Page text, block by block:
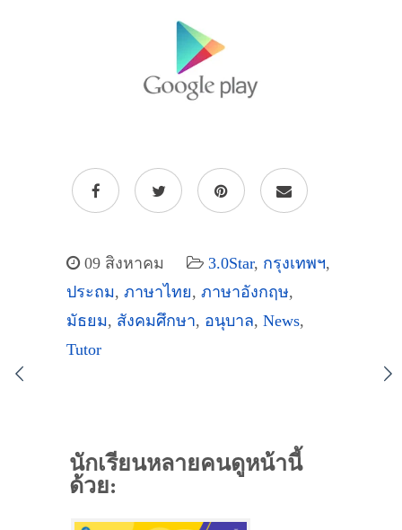
09 สิงหาคม 3.0Star, กรุงเทพฯ,
ประถม, ภาษาไทย, ภาษาอังกฤษ,
มัธยม, สังคมศึกษา, อนุบาล, News,
Tutor
นักเรียนหลายคนดูหน้านี้
ด้วย: